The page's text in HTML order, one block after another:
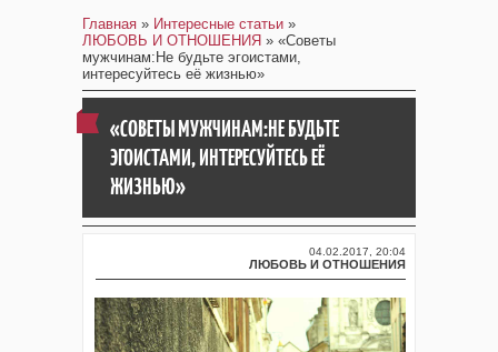
Главная » Интересные статьи »
ЛЮБОВЬ И ОТНОШЕНИЯ » «Советы
мужчинам:Не будьте эгоистами,
интересуйтесь её жизнью»
«СОВЕТЫ МУЖЧИНАМ:НЕ БУДЬТЕ
ЭГОИСТАМИ, ИНТЕРЕСУЙТЕСЬ ЕЁ
ЖИЗНЬЮ»
04.02.2017, 20:04
ЛЮБОВЬ И ОТНОШЕНИЯ